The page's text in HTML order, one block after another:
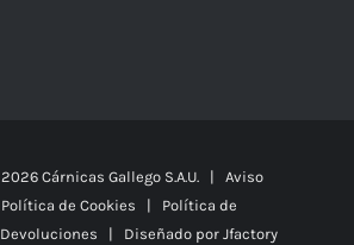
2026 Cárnicas Gallego S.A.U. | Aviso
Política de Cookies | Política de
Devoluciones | Diseñado por Jfactory